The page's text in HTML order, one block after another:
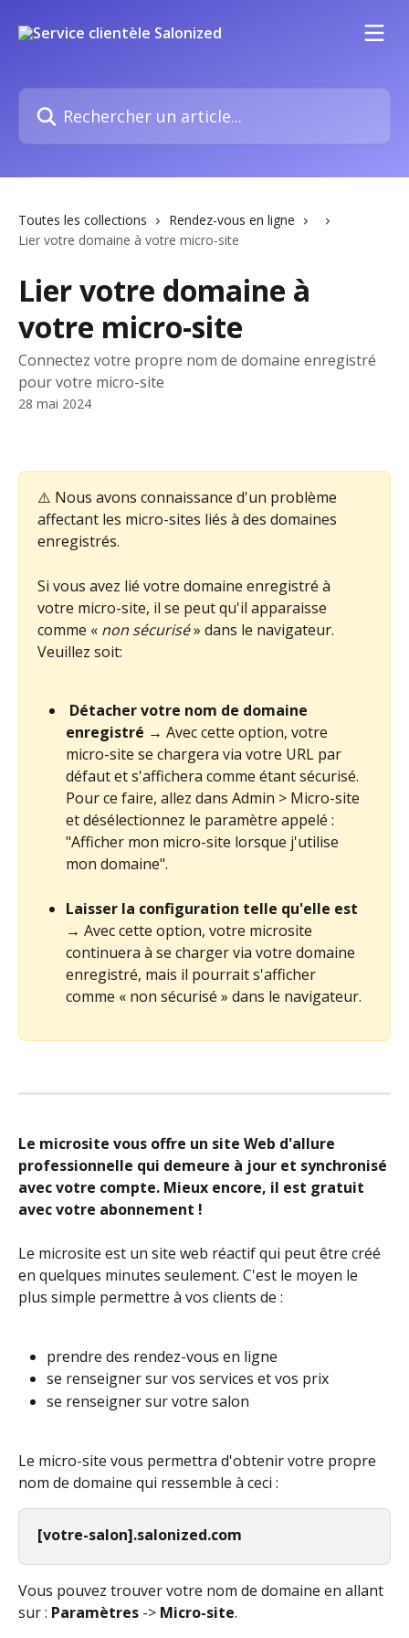
Rechercher un article...
Toutes les collections
Rendez-vous en ligne
Lier votre domaine à votre micro-site
Lier votre domaine à
votre micro-site
Connectez votre propre nom de domaine enregistré
pour votre micro-site
28 mai 2024
⚠️ Nous avons connaissance d'un problème
affectant les micro-sites liés à des domaines
enregistrés.
Si vous avez lié votre domaine enregistré à
votre micro-site, il se peut qu'il apparaisse
comme « non sécurisé » dans le navigateur.
Veuillez soit:
Détacher votre nom de domaine
enregistré → Avec cette option, votre
micro-site se chargera via votre URL par
défaut et s'affichera comme étant sécurisé.
Pour ce faire, allez dans Admin > Micro-site
et désélectionnez le paramètre appelé :
"Afficher mon micro-site lorsque j'utilise
mon domaine".
Laisser la configuration telle qu'elle est
→ Avec cette option, votre microsite
continuera à se charger via votre domaine
enregistré, mais il pourrait s'afficher
comme « non sécurisé » dans le navigateur.
Le microsite vous offre un site Web d'allure
professionnelle qui demeure à jour et synchronisé
avec votre compte. Mieux encore, il est gratuit
avec votre abonnement !
Le microsite est un site web réactif qui peut être créé
en quelques minutes seulement. C'est le moyen le
plus simple permettre à vos clients de :
prendre des rendez-vous en ligne
se renseigner sur vos services et vos prix
se renseigner sur votre salon
Le micro-site vous permettra d'obtenir votre propre
nom de domaine qui ressemble à ceci :
[votre-salon].salonized.com
Vous pouvez trouver votre nom de domaine en allant
sur : Paramètres -> Micro-site.